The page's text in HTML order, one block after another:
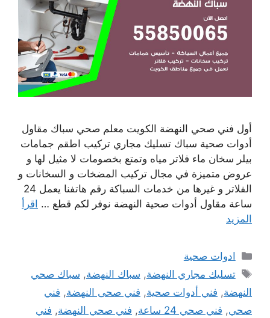
أول فني صحي النهضة الكويت معلم صحي سباك مقاول
أدوات صحية سباك تسليك مجاري تركيب اطقم جمامات
بيلر سخان ماء فلاتر مياه وتمتع بخصومات لا مثيل لها و
عروض متميزة في مجال تركيب المضخات و السخانات و
الفلاتر و غيرها من خدمات السباكة رقم هاتفنا يعمل 24
ساعة مقاول أدوات صحية النهضة نوفر لكم قطع … اقرأ
المزيد
التصنيفات
ادوات صحية
الوسوم
تسليك مجاري النهضة, سباك النهضة, سباك صحي
النهضة, فني أدوات صحية, فني صحى النهضة, فني
صحي, فني صحي 24 ساعة , فني صحي النهضة, فني